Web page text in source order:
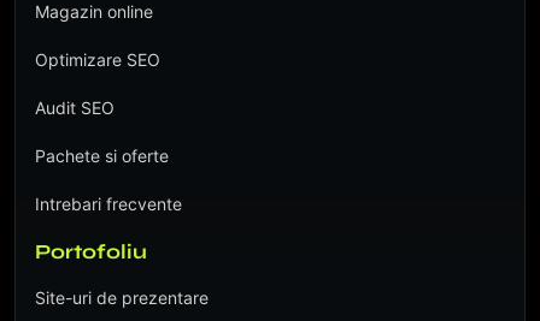
Magazin online
Optimizare SEO
Audit SEO
Pachete si oferte
Intrebari frecvente
Portofoliu
Site-uri de prezentare